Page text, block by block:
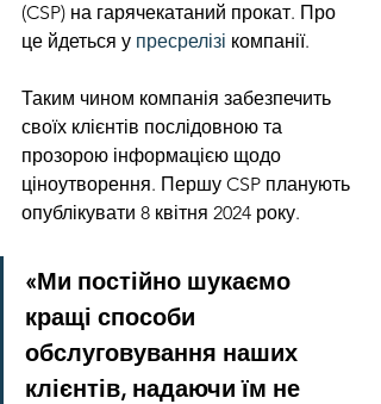
(CSP) на гарячекатаний прокат. Про
це йдеться у пресрелізі компанії.
Таким чином компанія забезпечить
своїх клієнтів послідовною та
прозорою інформацією щодо
ціноутворення. Першу CSP планують
опублікувати 8 квітня 2024 року.
«Ми постійно шукаємо
кращі способи
обслуговування наших
клієнтів, надаючи їм не